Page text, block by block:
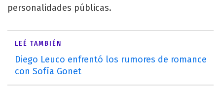
personalidades públicas.
LEÉ TAMBIÉN
Diego Leuco enfrentó los rumores de romance
con Sofía Gonet